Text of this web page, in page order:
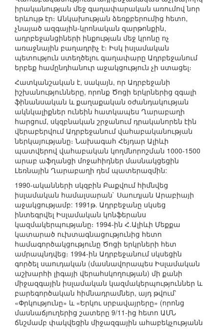
իրականության մեջ գաղափարական առումով նոր
երևույթ էր։ Անկախության ձեռքբերումից հետո,
չնայած ազգային-կրոնական զարթոնքին,
ադրբեջանցիների ինքության մեջ կրոնը ոչ
առաջնային բաղադրիչ է։ Իսկ իսլամական
պետություն ստեղծելու գաղափարը Ադրբեջանում
երբեք համընդհանուր աջակցություն չի ստացել։
Հատկանշական է, սակայն, որ Ադրբեջանի
իշխանությունները, որոնք Ծոցի երկրներից զգալի
ֆինանսական և քաղաքական օժանդակության
ակնկալիքներ ունեին հատկապես Ղարաբաղի
հարցում, սկզբնական շրջանում դրականորեն էին
վերաբերվում Ադրբեջանում վահաբականության
ներկայությանը։ Նախագահ Հեյդար Ալիևի
պատվերով վահաբական կողմնորոշման 1000-1500
արաբ աֆղանցի մոջահիդներ մասնակցեցին
Լեռնային Ղարաբաղի դեմ պատերազմին:
1990-ականների սկզբին Բաքվում հիմնվեց
իսլամական համալսարան` Սաուդյան Արաբիայի
աջակցությամբ: 1991թ. Ադրբեջանը սկսեց
ինտեգրվել Իսլամական կոնֆերանս
կազմակերպությանը։ 1994-ին Հ.Ալիևի Մեքքա
կատարած ուխտագնացությունից հետո
համագործակցությունը Ծոցի երկրների հետ
ամրապնդվեց։ 1994-ին Ադրբեջանում սկսեցին
գործել սաուդական (մասնավորապես Իսլամական
աշխարհի լիգայի վերահսկողության) մի քանի
միջազգային իսլամական կազմակերպություններ և
բարեգործական հիմնադրամներ, այդ թվում՝
«Փրկությունը» և «Երկու սրբավայրերը» (որոնց
մասնաճյուղերից շատերը 9/11-ից հետո ԱՄՆ
ճնշմամբ փակվեցին միջազգային ահաբեկչությանն